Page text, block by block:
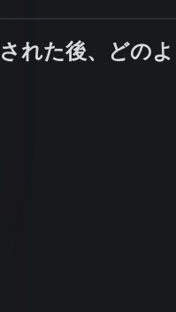
れた後、どの